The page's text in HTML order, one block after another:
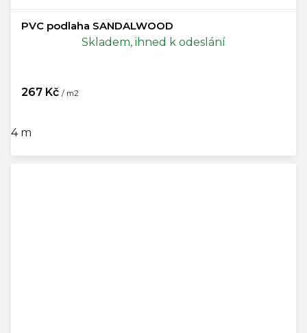
PVC podlaha SANDALWOOD
Skladem, ihned k odeslání
267 Kč / m2
4 m